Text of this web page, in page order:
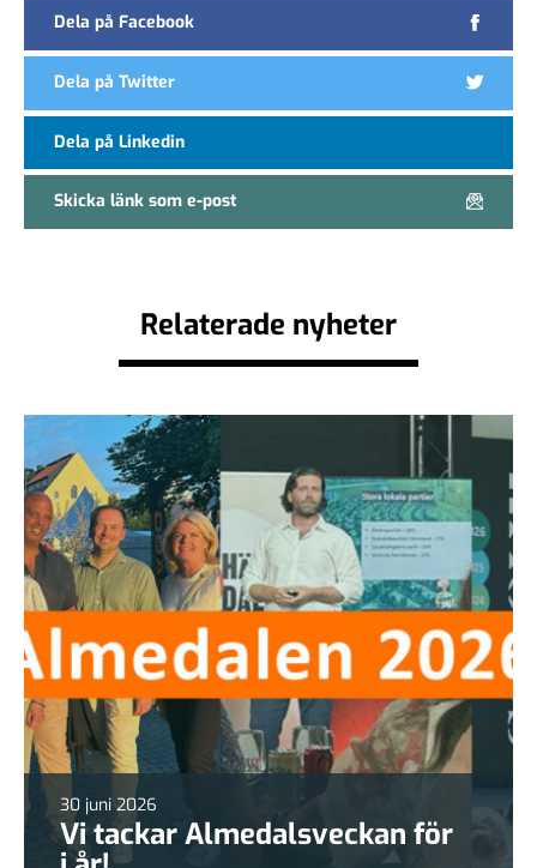
Dela på Facebook
Dela på Twitter
Dela på Linkedin
Skicka länk som e-post
Relaterade nyheter
30 juni 2026
Vi tackar Almedalsveckan för